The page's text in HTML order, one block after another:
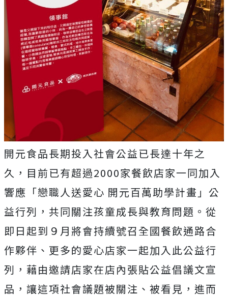
開元食品長期投入社會公益已長達十年之
久，目前已有超過2000家餐飲店家一同加入
響應「戀職人送愛心 開元百萬助學計畫」公
益行列，共同關注孩童成長與教育問題。從
即日起到９月將會持續號召全國餐飲通路合
作夥伴、更多的愛心店家一起加入此公益行
列，藉由邀請店家在店內張貼公益倡議文宣
品，讓這項社會議題被關注、被看見，進而